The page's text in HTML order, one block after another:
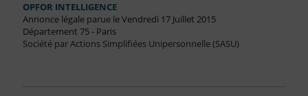
OPFOR INTELLIGENCE
Annonce légale parue le Vendredi 17 Juillet 2015
Département 75 - Paris
Société par Actions Simplifiées Unipersonnelle (SASU)